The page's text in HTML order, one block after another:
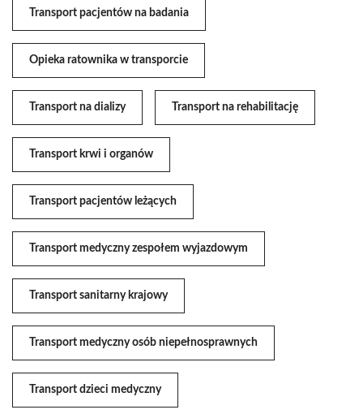
Transport pacjentów na badania
Opieka ratownika w transporcie
Transport na dializy Transport na rehabilitację
Transport krwi i organów
Transport pacjentów leżących
Transport medyczny zespołem wyjazdowym
Transport sanitarny krajowy
Transport medyczny osób niepełnosprawnych
Transport dzieci medyczny